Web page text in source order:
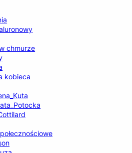
chmurze
kobieca